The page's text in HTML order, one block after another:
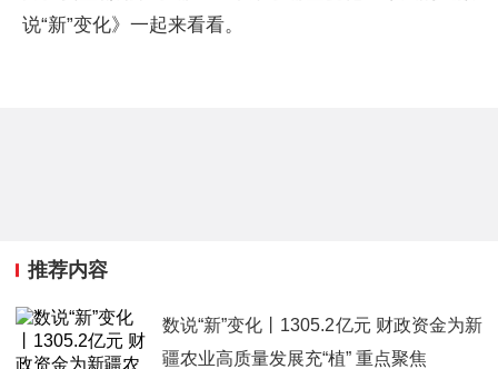
说“新”变化》一起来看看。
推荐内容
数说“新”变化丨1305.2亿元 财政资金为新
疆农业高质量发展充“植” 重点聚焦